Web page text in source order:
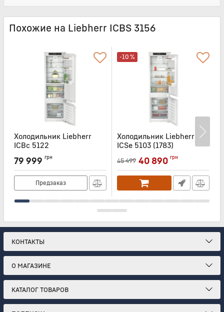
Похожие на Liebherr ICBS 3156
Холодильник Liebherr
ICBc 5122
ICBC5122
79 999 грн
Предзаказ
-10 %
Холодильник Liebherr
ICSe 5103 (1783)
ICSE5103
45 499 40 890 грн
КОНТАКТЫ
О МАГАЗИНЕ
КАТАЛОГ ТОВАРОВ